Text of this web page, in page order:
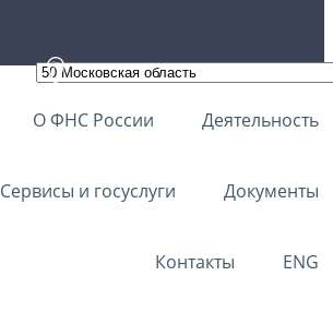
О ФНС России Деятельность
Сервисы и госуслуги Документы
Контакты ENG